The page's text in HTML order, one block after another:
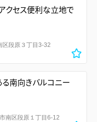
クセス便利な立地で
区段原３丁目3-32
南向きバルコニー
南区段原１丁目6-12